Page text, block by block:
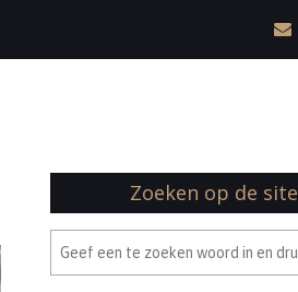
Zoeken op de site